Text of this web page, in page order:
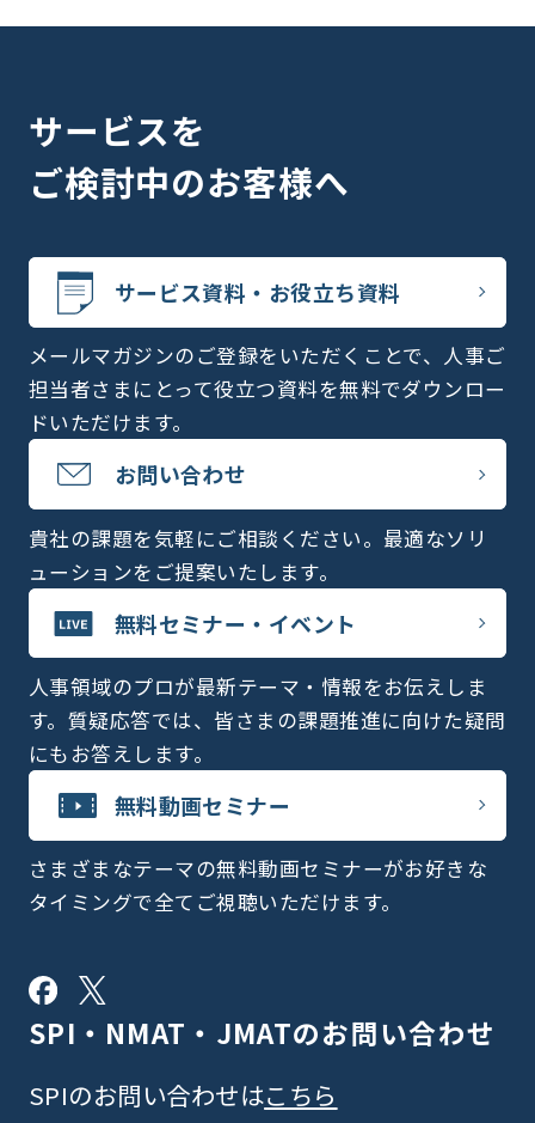
サービスを
ご検討中のお客様へ
サービス資料・お役立ち資料
メールマガジンのご登録をいただくことで、人事ご
担当者さまにとって役立つ資料を無料でダウンロー
ドいただけます。
お問い合わせ
貴社の課題を気軽にご相談ください。最適なソリ
ューションをご提案いたします。
無料セミナー・イベント
人事領域のプロが最新テーマ・情報をお伝えしま
す。質疑応答では、皆さまの課題推進に向けた疑問
にもお答えします。
無料動画セミナー
さまざまなテーマの無料動画セミナーがお好きな
タイミングで全てご視聴いただけます。
SPI・NMAT・JMATのお問い合わせ
SPIのお問い合わせはこちら